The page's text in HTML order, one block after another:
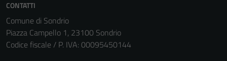
CONTATTI
Comune di Sondrio
Piazza Campello 1, 23100 Sondrio
Codice fiscale / P. IVA: 00095450144